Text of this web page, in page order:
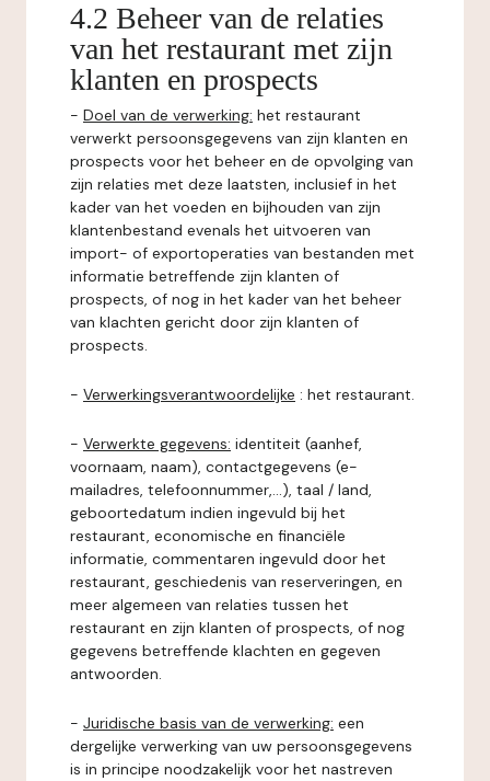
4.2 Beheer van de relaties
van het restaurant met zijn
klanten en prospects
- Doel van de verwerking: het restaurant
verwerkt persoonsgegevens van zijn klanten en
prospects voor het beheer en de opvolging van
zijn relaties met deze laatsten, inclusief in het
kader van het voeden en bijhouden van zijn
klantenbestand evenals het uitvoeren van
import- of exportoperaties van bestanden met
informatie betreffende zijn klanten of
prospects, of nog in het kader van het beheer
van klachten gericht door zijn klanten of
prospects.
- Verwerkingsverantwoordelijke : het restaurant.
- Verwerkte gegevens: identiteit (aanhef,
voornaam, naam), contactgegevens (e-
mailadres, telefoonnummer,...), taal / land,
geboortedatum indien ingevuld bij het
restaurant, economische en financiële
informatie, commentaren ingevuld door het
restaurant, geschiedenis van reserveringen, en
meer algemeen van relaties tussen het
restaurant en zijn klanten of prospects, of nog
gegevens betreffende klachten en gegeven
antwoorden.
- Juridische basis van de verwerking: een
dergelijke verwerking van uw persoonsgegevens
is in principe noodzakelijk voor het nastreven